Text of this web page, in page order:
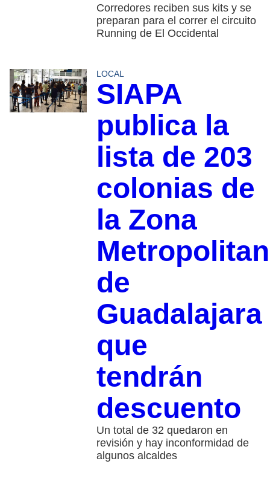
Corredores reciben sus kits y se
preparan para el correr el circuito
Running de El Occidental
LOCAL
SIAPA
publica la
lista de 203
colonias de
la Zona
de
Guadalajara
que
tendrán
descuento
Un total de 32 quedaron en
revisión y hay inconformidad de
algunos alcaldes